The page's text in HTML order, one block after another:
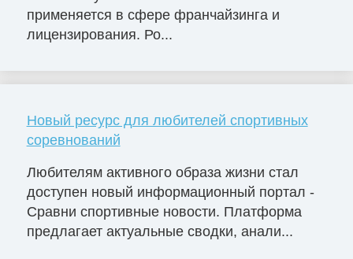
применяется в сфере франчайзинга и
лицензирования. Ро...
Новый ресурс для любителей спортивных
соревнований
Любителям активного образа жизни стал
доступен новый информационный портал -
Сравни спортивные новости. Платформа
предлагает актуальные сводки, анали...